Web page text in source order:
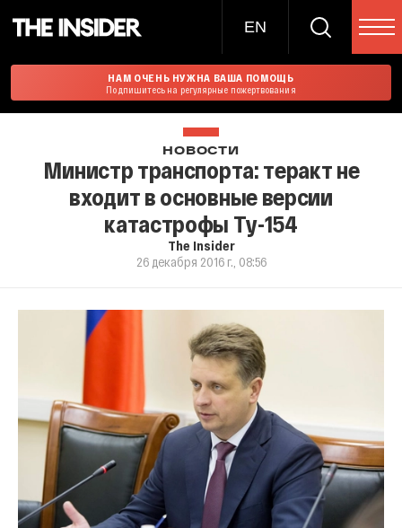
EN
НАМ ОЧЕНЬ НУЖНА ВАША ПОМОЩЬ
Подпишитесь на регулярные пожертвования
НОВОСТИ
Министр транспорта: теракт не
входит в основные версии
катастрофы Ту-154
The Insider
26 декабря 2016 г., 08:56